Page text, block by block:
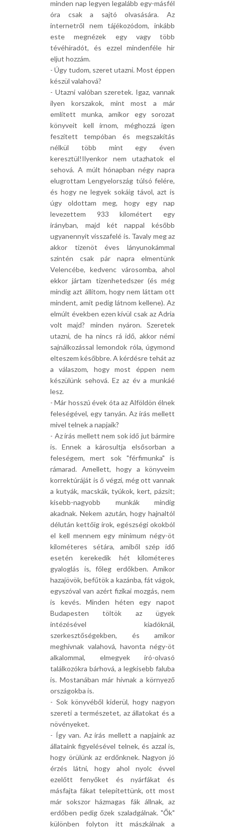
minden nap legyen legalább egy-másfél
óra csak a sajtó olvasására. Az
internetről nem tájékozódom, inkább
este megnézek egy vagy több
tévéhíradót, és ezzel mindenféle hír
eljut hozzám.
- Úgy tudom, szeret utazni. Most éppen
készül valahová?
- Utazni valóban szeretek. Igaz, vannak
ilyen korszakok, mint most a már
említett munka, amikor egy sorozat
könyveit kell írnom, méghozzá igen
feszített tempóban és megszakítás
nélkül több mint egy éven
keresztül!Ilyenkor nem utazhatok el
sehová. A múlt hónapban négy napra
elugrottam Lengyelország túlsó felére,
és hogy ne legyek sokáig távol, azt is
úgy oldottam meg, hogy egy nap
levezettem 933 kilométert egy
irányban, majd két nappal később
ugyanennyit visszafelé is. Tavaly meg az
akkor tizenöt éves lányunokámmal
szintén csak pár napra elmentünk
Velencébe, kedvenc városomba, ahol
ekkor jártam tizenhetedszer (és még
mindig azt állítom, hogy nem láttam ott
mindent, amit pedig látnom kellene). Az
elmúlt években ezen kívül csak az Adria
volt majd? minden nyáron. Szeretek
utazni, de ha nincs rá idő, akkor némi
sajnálkozással lemondok róla, úgymond
elteszem későbbre. A kérdésre tehát az
a válaszom, hogy most éppen nem
készülünk sehová. Ez az év a munkáé
lesz.
- Már hosszú évek óta az Alföldön élnek
feleségével, egy tanyán. Az írás mellett
mivel telnek a napjaik?
- Az írás mellett nem sok idő jut bármire
is. Ennek a károsultja elsősorban a
feleségem, mert sok "férfimunka" is
rámarad. Amellett, hogy a könyveim
korrektúráját is ő végzi, még ott vannak
a kutyák, macskák, tyúkok, kert, pázsit;
kisebb-nagyobb munkák mindig
akadnak. Nekem azután, hogy hajnaltól
délután kettőig írok, egészségi okokból
el kell mennem egy minimum négy-öt
kilométeres sétára, amiből szép idő
esetén kerekedik hét kilométeres
gyaloglás is, főleg erdőkben. Amikor
hazajövök, befűtök a kazánba, fát vágok,
egyszóval van azért fizikai mozgás, nem
is kevés. Minden héten egy napot
Budapesten töltök az ügyek
intézésével kiadóknál,
szerkesztőségekben, és amikor
meghívnak valahová, havonta négy-öt
alkalommal, elmegyek író-olvasó
találkozókra bárhová, a legkisebb faluba
is. Mostanában már hívnak a környező
országokba is.
- Sok könyvéből kiderül, hogy nagyon
szereti a természetet, az állatokat és a
növényeket.
- Így van. Az írás mellett a napjaink az
állataink figyelésével telnek, és azzal is,
hogy örülünk az erdőnknek. Nagyon jó
érzés látni, hogy ahol nyolc évvel
ezelőtt fenyőket és nyárfákat és
másfajta fákat telepítettünk, ott most
már sokszor házmagas fák állnak, az
erdőben pedig őzek szaladgálnak. "Ők"
különben folyton itt mászkálnak a